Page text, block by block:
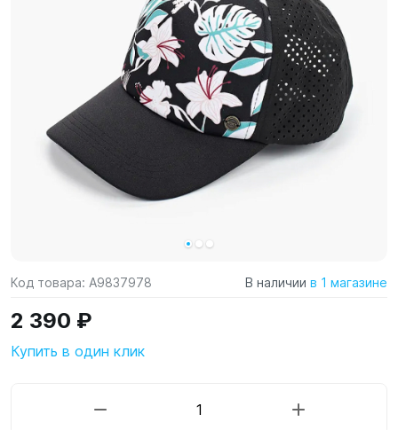
Код товара: A9837978 В наличии в 1 магазине
2 390 ₽
Купить в один клик